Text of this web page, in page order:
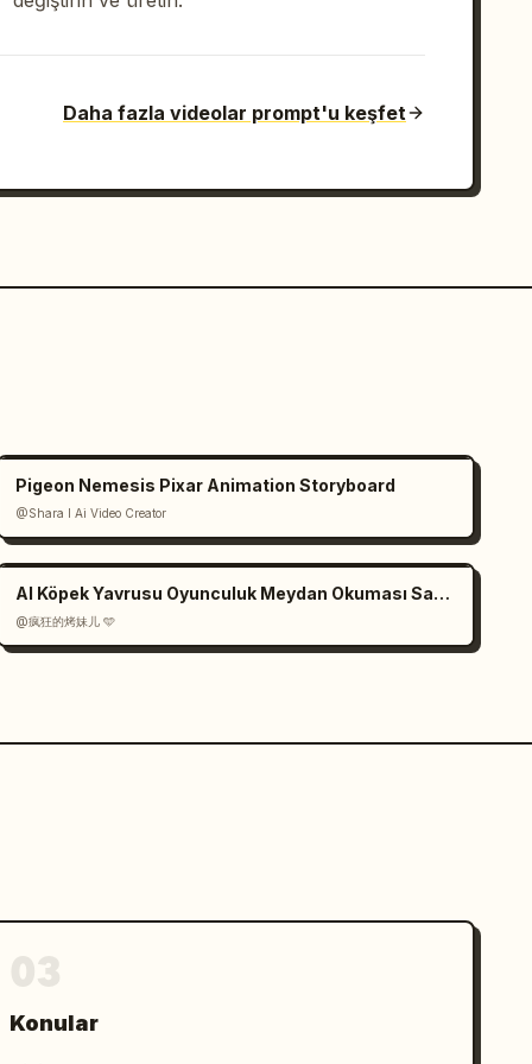
Daha fazla videolar prompt'u keşfet
Pigeon Nemesis Pixar Animation Storyboard
@Shara I Ai Video Creator
AI Köpek Yavrusu Oyunculuk Meydan Okuması Sahne Senaryosu
@疯狂的烤妹儿 🩵
Konular